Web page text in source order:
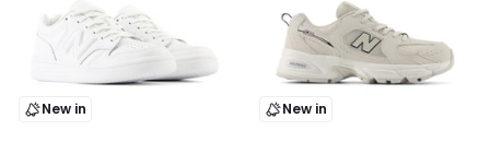
New in New in